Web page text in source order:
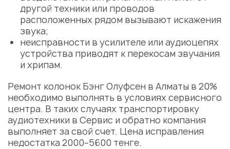
другой техники или проводов
расположенных рядом вызывают искажения
звука;
неисправности в усилителе или аудиоцепях
устройства приводят к перекосам звучания
и хрипам.
Ремонт колонок Бэнг Олуфсен в Алматы в 20%
необходимо выполнять в условиях сервисного
центра. В таких случаях транспортировку
аудиотехники в Сервис и обратно компания
выполняет за свой счет. Цена исправления
недостатка 2000–5600 тенге.